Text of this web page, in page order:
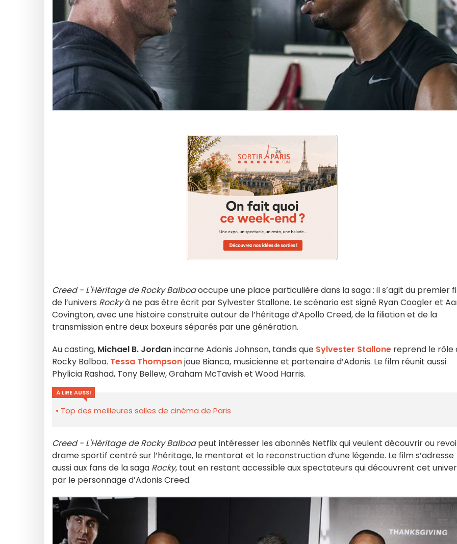
Creed - L'Héritage de Rocky Balboaoccupe une place particulière dans la saga : il s’agit du premier
de l’univers Rockyà ne pas être écrit par Sylvester Stallone. Le scénario est signé Ryan Coogler et
Covington, avec une histoire construite autour de l’héritage d’Apollo Creed, de la filiation et de la
transmission entre deux boxeurs séparés par une génération.
Au casting, Michael B. Jordanincarne Adonis Johnson, tandis que Sylvester Stallone reprend le rôle
Rocky Balboa. Tessa Thompsonjoue Bianca, musicienne et partenaire d’Adonis. Le film réunit aussi
Phylicia Rashad, Tony Bellew, Graham McTavish et Wood Harris.
À LIRE AUSSI
Top des meilleures salles de cinéma de Paris
Creed - L'Héritage de Rocky Balboapeut intéresser les abonnés Netflix qui veulent découvrir ou
drame sportif centré sur l’héritage, le mentorat et la reconstruction d’une légende. Le film s’adresse
aussi aux fans de la saga Rocky, tout en restant accessible aux spectateurs qui découvrent cet
par le personnage d’Adonis Creed.